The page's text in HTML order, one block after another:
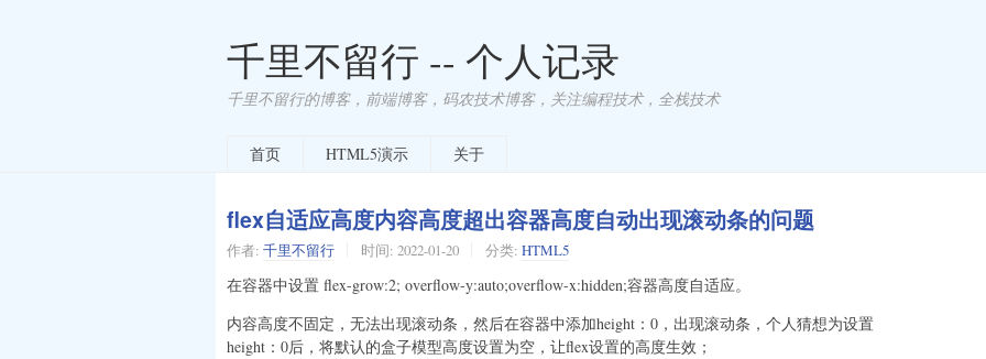
千里不留行 -- 个人记录
千里不留行的博客，前端博客，码农技术博客，关注编程技术，全栈技术
首页 HTML5演示 关于
flex自适应高度内容高度超出容器高度自动出现滚动条的问题
作者: 千里不留行 时间: 2022-01-20 分类: HTML5
在容器中设置 flex-grow:2; overflow-y:auto;overflow-x:hidden;容器高度自适应。
内容高度不固定，无法出现滚动条，然后在容器中添加height：0，出现滚动条，个人猜想为设置
height：0后，将默认的盒子模型高度设置为空，让flex设置的高度生效；